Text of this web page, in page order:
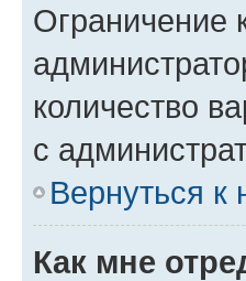
Ограничение
количество
с
Вернуться к
Как мне